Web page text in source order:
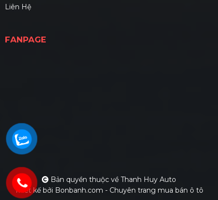
Liên Hệ
FANPAGE
Bản quyền thuộc về Thanh Huy Auto
Thiết kế bởi Bonbanh.com - Chuyên trang mua bán ô tô